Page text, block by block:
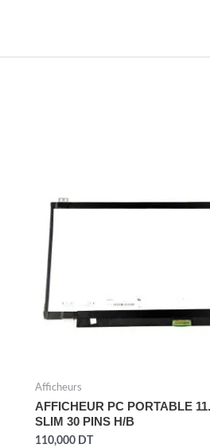
Afficheurs
AFFICHEUR PC PORTABLE
SLIM 30 PINS H/B
110,000 DT